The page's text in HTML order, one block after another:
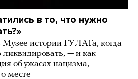
в то, что нужно
Музее истории ГУЛАГа, когда
ликвидировать, — и как
об ужасах нацизма,
месте